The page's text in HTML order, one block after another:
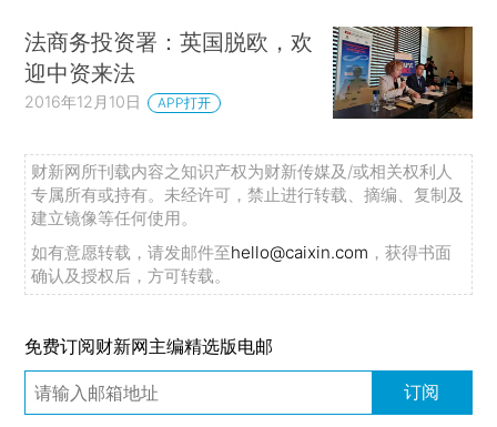
法商务投资署：英国脱欧，欢
迎中资来法
2016年12月10日 APP打开
财新网所刊载内容之知识产权为财新传媒及/或相关权利人
专属所有或持有。未经许可，禁止进行转载、摘编、复制及
建立镜像等任何使用。
如有意愿转载，请发邮件至hello@caixin.com ，获得书面
确认及授权后，方可转载。
免费订阅财新网主编精选版电邮
订阅